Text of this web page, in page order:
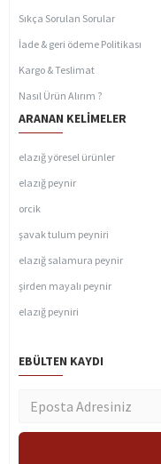
Sıkça Sorulan Sorular
İade & geri ödeme Politikası
Kargo & Teslimat
Nasıl Ürün Alırım ?
ARANAN KELIMELER
elazığ yöresel ürünler
elazığ peynir
orcik
şavak tulum peyniri
elazığ salamura peynir
şirden mayalı peynir
elazığ peyniri
EBÜLTEN KAYDI